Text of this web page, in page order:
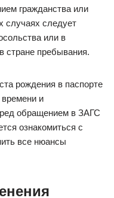
гражданства или
случаях следует
или в
стране пребывания.
рождения в паспорте
времени и
обращением в ЗАГС
ознакомиться с
все нюансы